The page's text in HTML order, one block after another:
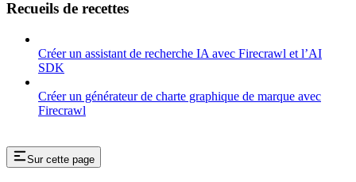
Recueils de recettes
Créer un assistant de recherche IA avec Firecrawl et l’AI
SDK
Créer un générateur de charte graphique de marque avec
Firecrawl
Sur cette page